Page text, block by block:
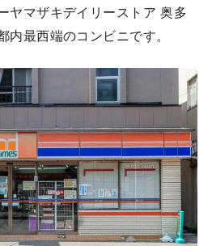
ヤマザキデイリーストア 奥多
最西端のコンビニです。